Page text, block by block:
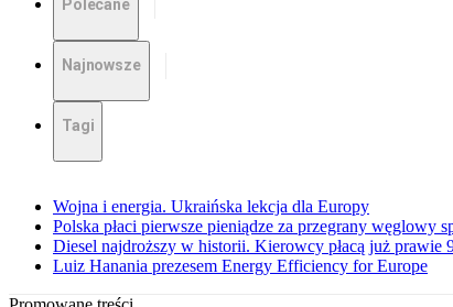
Polecane
Najnowsze
Tagi
Wojna i energia. Ukraińska lekcja dla Europy
Polska płaci pierwsze pieniądze za przegrany węglowy
Diesel najdroższy w historii. Kierowcy płacą już prawie
Luiz Hanania prezesem Energy Efficiency for Europe